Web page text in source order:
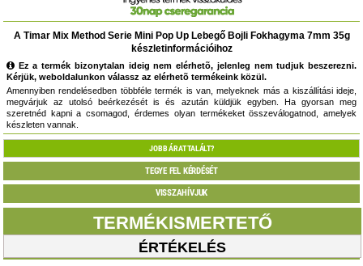
A Timar Mix Method Serie Mini Pop Up Lebegő Bojli Fokhagyma 7mm 35g
készletinformációihoz
Ez a termék bizonytalan ideig nem elérhetõ, jelenleg nem tudjuk beszerezni.
Kérjük, weboldalunkon válassz az elérhetõ termékeink közül.
Amennyiben rendelésedben többféle termék is van, melyeknek más a kiszállítási ideje,
megvárjuk az utolsó beérkezését is és azután küldjük egyben. Ha gyorsan meg
szeretnéd kapni a csomagod, érdemes olyan termékeket összeválogatnod, amelyek
készleten vannak.
JOBB ÁRAT TALÁLT?
TEGYE FEL KÉRDÉSÉT
VISSZAHÍVJUK
TERMÉKISMERTETŐ
ÉRTÉKELÉS